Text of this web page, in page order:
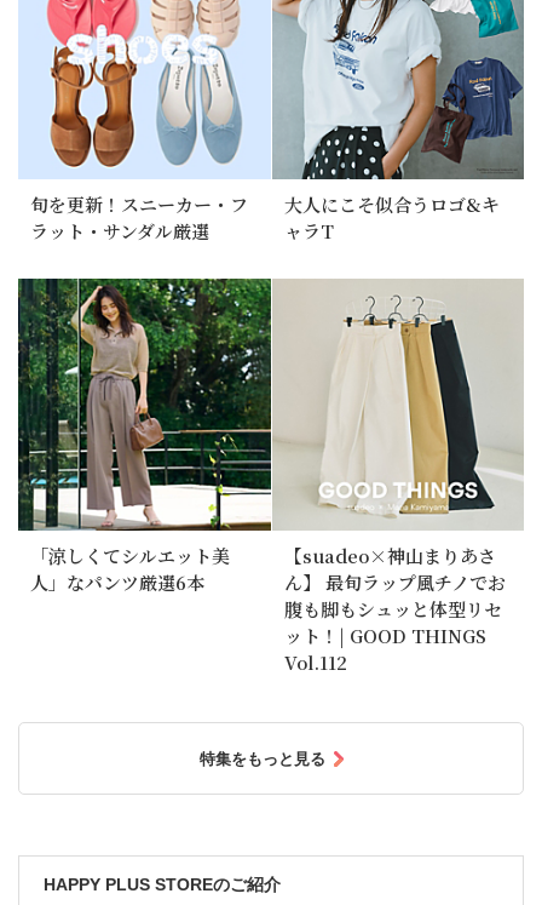
旬を更新！スニーカー・フ
ラット・サンダル厳選
大人にこそ似合うロゴ&キ
ャラT
「涼しくてシルエット美
人」なパンツ厳選6本
【suadeo×神山まりあさ
ん】 最旬ラップ風チノでお
腹も脚もシュッと体型リセ
ット！| GOOD THINGS
Vol.112
特集をもっと見る
HAPPY PLUS STOREのご紹介